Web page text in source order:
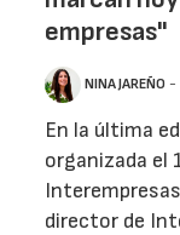
empresas"
NINA JAREÑO -
En la última
organizada el
director de